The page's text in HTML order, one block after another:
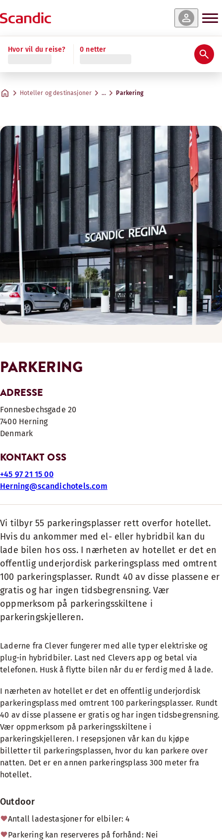
Hvor vil du reise? 0 netter
Hoteller og destinasjoner … Parkering
PARKERING
ADRESSE
Fonnesbechsgade 20
7400 Herning
Denmark
KONTAKT OSS
+45 97 21 15 00
Herning@scandichotels.com
Vi tilbyr 55 parkeringsplasser rett overfor hotellet.
Hvis du ankommer med el- eller hybridbil kan du
lade bilen hos oss. I nærheten av hotellet er det en
offentlig underjordisk parkeringsplass med omtrent
100 parkeringsplasser. Rundt 40 av disse plassene er
gratis og har ingen tidsbegrensning. Vær
oppmerksom på parkeringsskiltene i
parkeringskjelleren.
Laderne fra Clever fungerer med alle typer elektriske og
plug-in hybridbiler. Last ned Clevers app og betal via
telefonen. Husk å flytte bilen når du er ferdig med å lade.
I nærheten av hotellet er det en offentlig underjordisk
parkeringsplass med omtrent 100 parkeringsplasser. Rundt
40 av disse plassene er gratis og har ingen tidsbegrensning.
Vær oppmerksom på parkeringsskiltene i
parkeringskjelleren. I resepsjonen vår kan du kjøpe
billetter til parkeringsplassen, hvor du kan parkere over
natten. Det er en annen parkeringsplass 300 meter fra
hotellet.
Outdoor
Antall ladestasjoner for elbiler: 4
Parkering kan reserveres på forhånd: Nei